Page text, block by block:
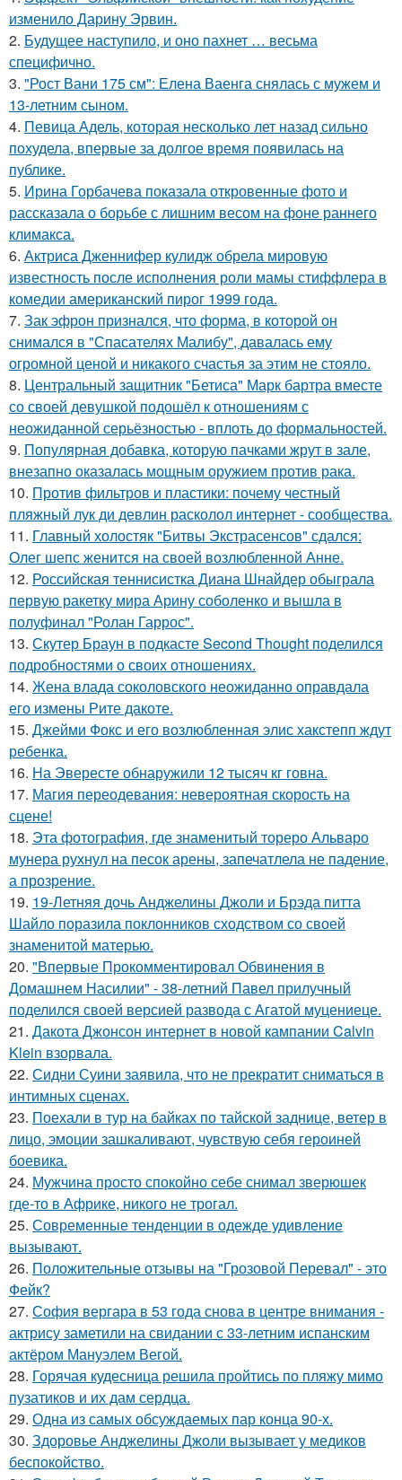
изменило Дарину Эрвин.
2. Будущее наступило, и оно пахнет … весьма
специфично.
3. "Рост Вани 175 см": Елена Ваенга снялась с мужем и
13-летним сыном.
4. Певица Адель, которая несколько лет назад сильно
похудела, впервые за долгое время появилась на
публике.
5. Ирина Горбачева показала откровенные фото и
рассказала о борьбе с лишним весом на фоне раннего
климакса.
6. Актриса Дженнифер кулидж обрела мировую
известность после исполнения роли мамы стиффлера в
комедии американский пирог 1999 года.
7. Зак эфрон признался, что форма, в которой он
снимался в "Спасателях Малибу", давалась ему
огромной ценой и никакого счастья за этим не стояло.
8. Центральный защитник "Бетиса" Марк бартра вместе
со своей девушкой подошёл к отношениям с
неожиданной серьёзностью - вплоть до формальностей.
9. Популярная добавка, которую пачками жрут в зале,
внезапно оказалась мощным оружием против рака.
10. Против фильтров и пластики: почему честный
пляжный лук ди девлин расколол интернет - сообщества.
11. Главный холостяк "Битвы Экстрасенсов" сдался:
Олег шепс женится на своей возлюбленной Анне.
12. Российская теннисистка Диана Шнайдер обыграла
первую ракетку мира Арину соболенко и вышла в
полуфинал "Ролан Гаррос".
13. Скутер Браун в подкасте Second Thought поделился
подробностями о своих отношениях.
14. Жена влада соколовского неожиданно оправдала
его измены Рите дакоте.
15. Джейми Фокс и его возлюбленная элис хакстепп ждут
ребенка.
16. На Эвересте обнаружили 12 тысяч кг говна.
17. Магия переодевания: невероятная скорость на
сцене!
18. Эта фотография, где знаменитый тореро Альваро
мунера рухнул на песок арены, запечатлела не падение,
а прозрение.
19. 19-Летняя дочь Анджелины Джоли и Брэда питта
Шайло поразила поклонников сходством со своей
знаменитой матерью.
20. "Впервые Прокомментировал Обвинения в
Домашнем Насилии" - 38-летний Павел прилучный
поделился своей версией развода с Агатой муцениеце.
21. Дакота Джонсон интернет в новой кампании Calvin
Klein взорвала.
22. Сидни Суини заявила, что не прекратит сниматься в
интимных сценах.
23. Поехали в тур на байках по тайской заднице, ветер в
лицо, эмоции зашкаливают, чувствую себя героиней
боевика.
24. Мужчина просто спокойно себе снимал зверюшек
где-то в Африке, никого не трогал.
25. Современные тенденции в одежде удивление
вызывают.
26. Положительные отзывы на "Грозовой Перевал" - это
Фейк?
27. София вергара в 53 года снова в центре внимания -
актрису заметили на свидании с 33-летним испанским
актёром Мануэлем Вегой.
28. Горячая кудесница решила пройтись по пляжу мимо
пузатиков и их дам сердца.
29. Одна из самых обсуждаемых пар конца 90-х.
30. Здоровье Анджелины Джоли вызывает у медиков
беспокойство.